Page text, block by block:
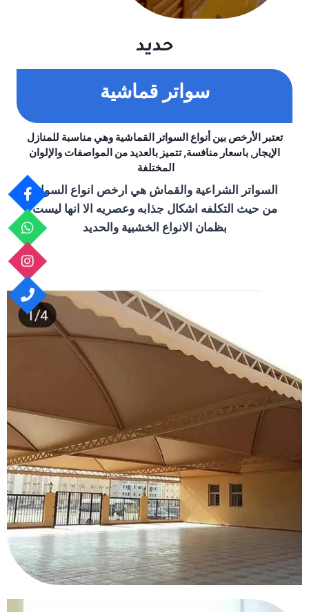
حديد
سواتر قماشية
تعتبر الأرخص بين أنواع السواتر القماشية وهي مناسبة للمنازل
الإيجار, باسعار منافسة, تتميز بالعديد من المواصفات والإلوان
المختلفة
السواتر الشراعية والقماش هي ارخص انواع السواتر
من حيث التكلفه اشكال جذابه وعصريه الا انها ليست
بظمان الانواع الخشبية والحديد